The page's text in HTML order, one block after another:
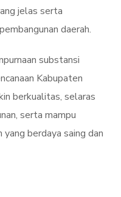
jelas serta
daerah.
substansi
Kabupaten
berkualitas, selaras
serta mampu
berdaya saing dan